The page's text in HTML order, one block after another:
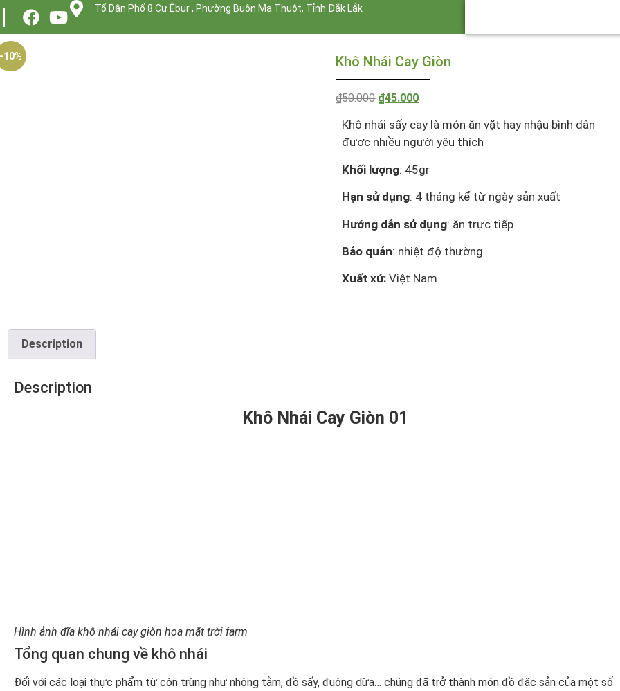
Tổ Dân Phố 8 Cư Êbur , Phường Buôn Ma Thuột, Tỉnh Đắk Lắk
10% Khô Nhái Cay Giòn
₫50.000 ₫45.000
Khô nhái sấy cay là món ăn vặt hay nhậu bình dân
được nhiều người yêu thích
Khối lượng: 45gr
Hạn sử dụng: 4 tháng kể từ ngày sản xuất
Hướng dẫn sử dụng: ăn trực tiếp
Bảo quản: nhiệt độ thường
Xuất xứ:Việt Nam
Description
Description
Khô Nhái Cay Giòn 01
Hình ảnh đĩa khô nhái cay giòn hoa mặt trời farm
Tổng quan chung về khô nhái
Đối với các loại thực phẩm từ côn trùng như nhộng tằm, đồ sấy, đuông dừa… chúng đã trở thành món đồ đặc sản của một số